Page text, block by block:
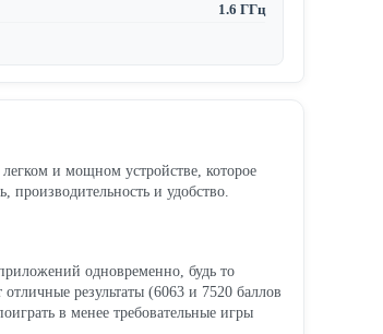
1.6 ГГц
легком и мощном устройстве, которое
производительность и удобство.
одновременно, будь то
результаты (6063 и 7520 баллов
в менее требовательные игры